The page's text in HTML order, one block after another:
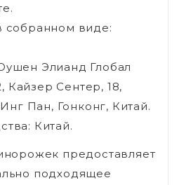
собранном виде:
Элианд Глобал
Кайзер Сентер, 18,
Пан, Гонконг, Китай.
Китай.
предоставляет
подходящее